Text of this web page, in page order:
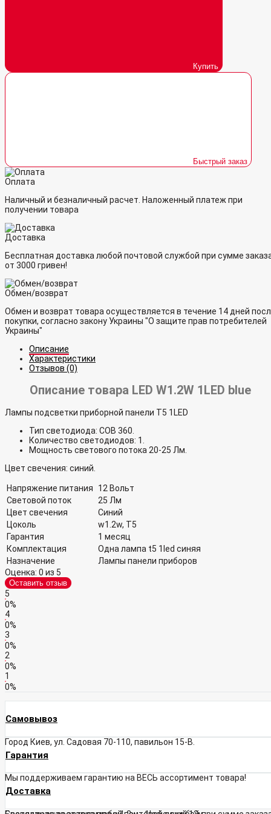
Купить
Быстрый заказ
Оплата
Наличный и безналичный расчет. Наложенный платеж при
получении товара
Доставка
Бесплатная доставка любой почтовой службой при сумме
от 3000 гривен!
Обмен/возврат
Обмен и возврат товара осуществляется в течение 14 дней
покупки, согласно закону Украины "О защите прав потребителей
Украины"
Описание
Характеристики
Отзывов (0)
Описание товара LED W1.2W 1LED blue
Лампы подсветки приборной панели Т5 1LED
Тип светодиода: СОВ 360.
Количество светодиодов: 1.
Мощность светового потока 20-25 Лм.
Цвет свечения: синий.
Напряжение питания
12 Вольт
Световой поток
25 Лм
Цвет свечения
Синий
Цоколь
w1.2w, T5
Гарантия
1 месяц
Комплектация
Одна лампа t5 1led синяя
Назначение
Лампы панели приборов
Оценка: 0 из 5
Оставить отзыв
5
0%
4
0%
3
0%
2
0%
1
0%
Самовывоз
Город Киев, ул. Садовая 70-110, павильон 15-В.
Гарантия
Мы поддерживаем гарантию на ВЕСЬ ассортимент товара!
Доставка